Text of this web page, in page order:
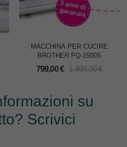
MACCHINA PER CUCIRE
BROTHER PQ-1500S
799,00€ 1.499,00€
su
Scrivici